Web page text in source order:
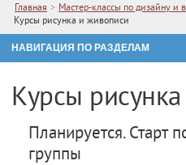
Главная > Мастер-классы по дизайну и
Курсы рисунка и живописи
Курсы
Планируется. Старт
группы
НАВИГАЦИЯ ПО РАЗДЕЛАМ